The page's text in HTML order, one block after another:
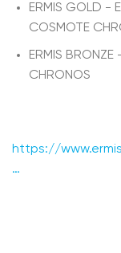
ERMIS GOLD
COSMOTE
ERMIS
CHRONOS
https://
…